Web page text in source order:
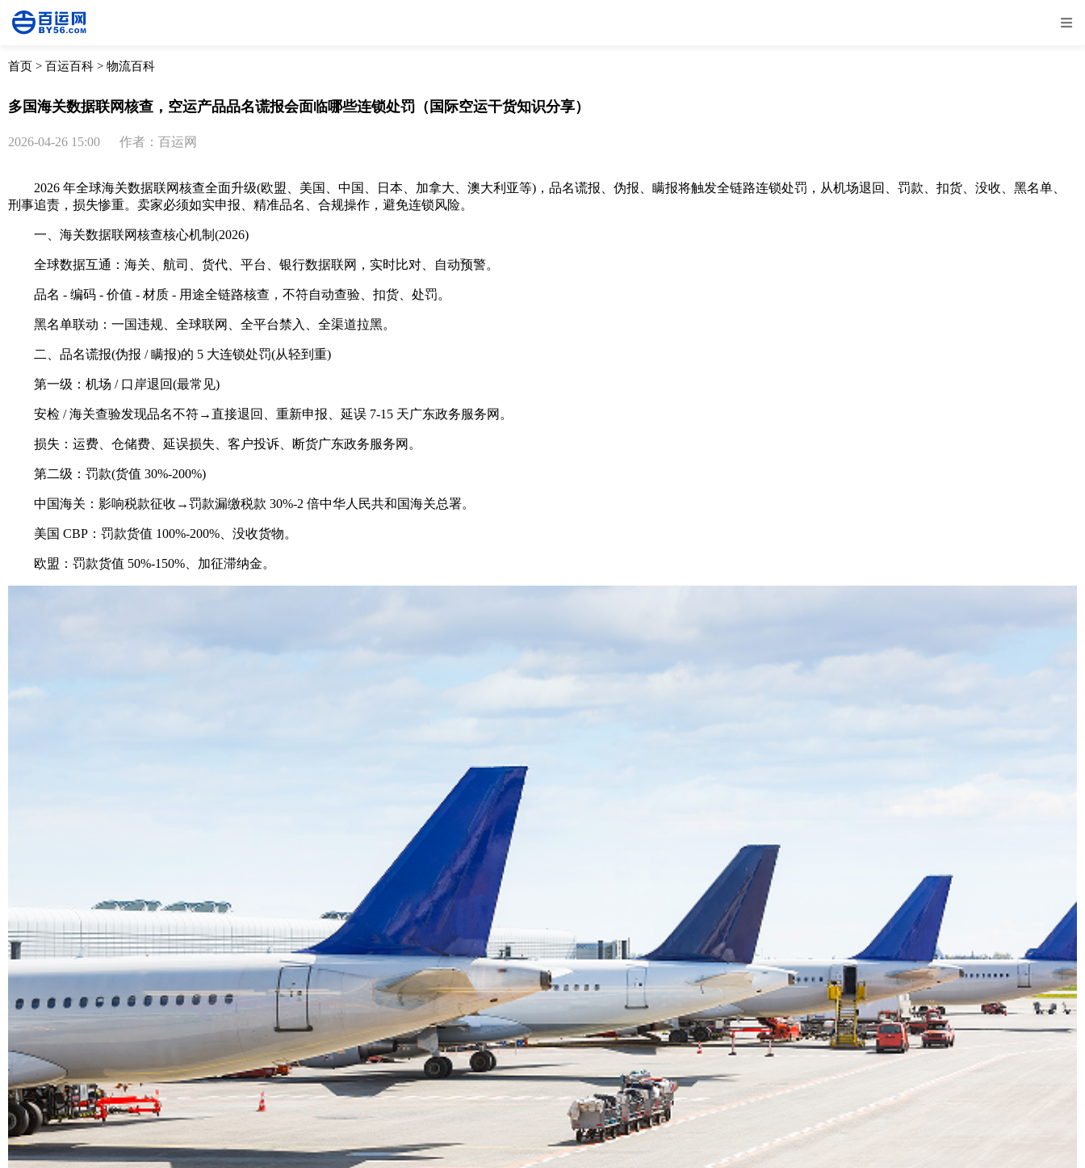
首页 > 百运百科 > 物流百科
多国海关数据联网核查，空运产品品名谎报会面临哪些连锁处罚（国际空运干货知识分享）
2026-04-26 15:00 作者：百运网
2026 年全球海关数据联网核查全面升级(欧盟、美国、中国、日本、加拿大、澳大利亚等)，品名谎报、伪报、瞒报将触发全链路连锁处罚，从机场退回、罚款、扣货、没收、黑名单、
刑事追责，损失惨重。卖家必须如实申报、精准品名、合规操作，避免连锁风险。
一、海关数据联网核查核心机制(2026)
全球数据互通：海关、航司、货代、平台、银行数据联网，实时比对、自动预警。
品名 - 编码 - 价值 - 材质 - 用途全链路核查，不符自动查验、扣货、处罚。
黑名单联动：一国违规、全球联网、全平台禁入、全渠道拉黑。
二、品名谎报(伪报 / 瞒报)的 5 大连锁处罚(从轻到重)
第一级：机场 / 口岸退回(最常见)
安检 / 海关查验发现品名不符→直接退回、重新申报、延误 7-15 天广东政务服务网。
损失：运费、仓储费、延误损失、客户投诉、断货广东政务服务网。
第二级：罚款(货值 30%-200%)
中国海关：影响税款征收→罚款漏缴税款 30%-2 倍中华人民共和国海关总署。
美国 CBP：罚款货值 100%-200%、没收货物。
欧盟：罚款货值 50%-150%、加征滞纳金。